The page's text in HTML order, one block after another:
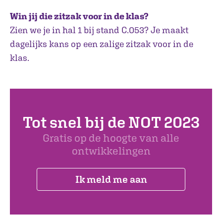
Winjij die zitzak voor in de klas?
Zien we je in hal 1 bij stand C.053? Je maakt
dagelijks kans op een zalige zitzak voor in de
klas.
Tot snel bij de NOT 2023
Gratis op de hoogte van alle
ontwikkelingen
Ik meld me aan